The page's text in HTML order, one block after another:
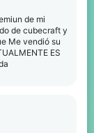
de mi
de cubecraft y
Me vendió su
ES